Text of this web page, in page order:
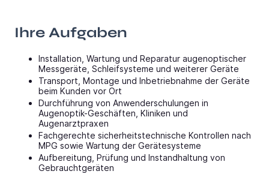
Ihre Aufgaben
Installation, Wartung und Reparatur augenoptischer
Messgeräte, Schleifsysteme und weiterer Geräte
Transport, Montage und Inbetriebnahme der Geräte
beim Kunden vor Ort
Durchführung von Anwenderschulungen in
Augenoptik-Geschäften, Kliniken und
Augenarztpraxen
Fachgerechte sicherheitstechnische Kontrollen nach
MPG sowie Wartung der Gerätesysteme
Aufbereitung, Prüfung und Instandhaltung von
Gebrauchtgeräten